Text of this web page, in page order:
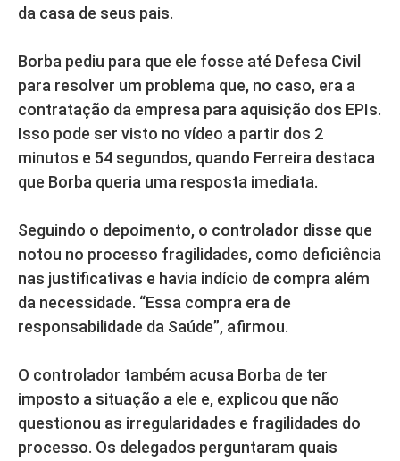
da casa de seus pais.
Borba pediu para que ele fosse até Defesa Civil
para resolver um problema que, no caso, era a
contratação da empresa para aquisição dos EPIs.
Isso pode ser visto no vídeo a partir dos 2
minutos e 54 segundos, quando Ferreira destaca
que Borba queria uma resposta imediata.
Seguindo o depoimento, o controlador disse que
notou no processo fragilidades, como deficiência
nas justificativas e havia indício de compra além
da necessidade. “Essa compra era de
responsabilidade da Saúde”, afirmou.
O controlador também acusa Borba de ter
imposto a situação a ele e, explicou que não
questionou as irregularidades e fragilidades do
processo. Os delegados perguntaram quais